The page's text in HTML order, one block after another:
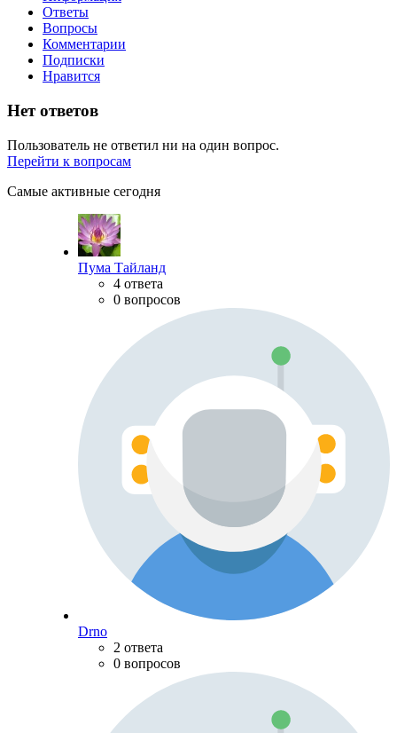
Ответы
Вопросы
Комментарии
Подписки
Нравится
Нет ответов
Пользователь не ответил ни на один вопрос.
Перейти к вопросам
Самые активные сегодня
Пума Тайланд
4 ответа
0 вопросов
Drno
2 ответа
0 вопросов